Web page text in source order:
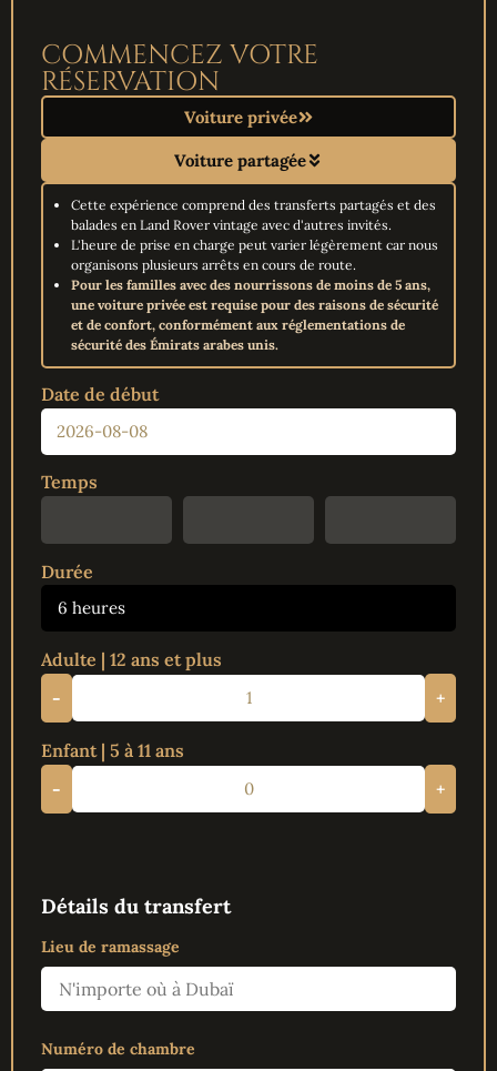
COMMENCEZ VOTRE
RÉSERVATION
Voiture partagée
Voiture privée
Cette expérience comprend des transferts partagés et des
balades en Land Rover vintage avec d'autres invités.
L'heure de prise en charge peut varier légèrement car nous
organisons plusieurs arrêts en cours de route.
Pour les familles avec des nourrissons de moins de 5 ans,
une voiture privée est requise pour des raisons de sécurité
et de confort, conformément aux réglementations de
sécurité des Émirats arabes unis.
Date de début
Temps
Durée
6 heures
Adulte | 12 ans et plus
-
+
Enfant | 5 à 11 ans
-
+
Détails du transfert
Lieu de ramassage
Numéro de chambre